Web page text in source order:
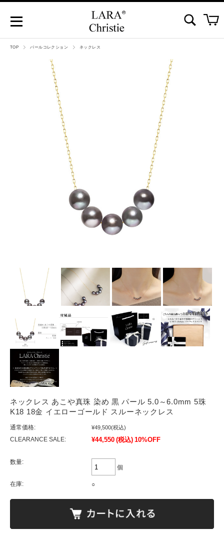
TOP パールコレクション ネックレス
ネックレス あこや真珠 染め 黒 パール 5.0～6.0mm 5珠
K18 18金 イエローゴールド スルーネックレス
通常価格: ¥49,500(税込)
CLEARANCE SALE: ¥44,550 (税込) 10%OFF
数量:
個
在庫: ○